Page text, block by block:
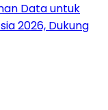
Data untuk
2026, Dukung